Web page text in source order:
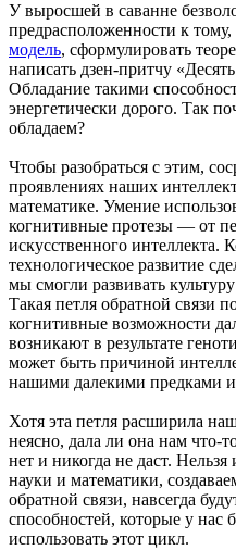
У выросшей в саванне
предрасположенности к тому,
модель, сформулировать
написать дзен-притчу
Обладание такими
энергетически дорого. Так
обладаем?
Чтобы разобраться с этим,
проявлениях наших
математике. Умение
когнитивные протезы — от
искусственного интеллекта.
технологическое развитие
мы смогли развивать
Такая петля обратной связи
когнитивные возможности
возникают в результате
может быть причиной
нашими далекими предками
Хотя эта петля расширила
неясно, дала ли она нам что-
нет и никогда не даст.
науки и математики,
обратной связи, навсегда
способностей, которые у нас
использовать этот цикл.